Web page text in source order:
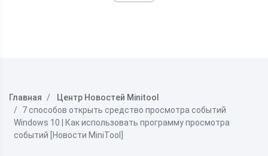
Главная
Центр Новостей Minitool
7 способов открыть средство просмотра событий
Windows 10 | Как использовать программу просмотра
событий [Новости MiniTool]